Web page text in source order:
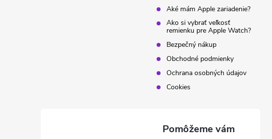
Aké mám Apple zariadenie?
Ako si vybrať veľkosť
remienku pre Apple Watch?
Bezpečný nákup
Obchodné podmienky
Ochrana osobných údajov
Cookies